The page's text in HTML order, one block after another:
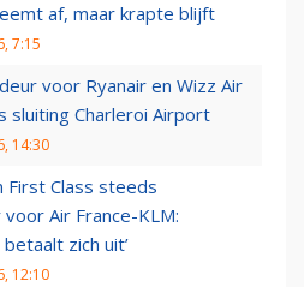
af, maar krapte blijft
7:15
voor Ryanair en Wizz Air
sluiting Charleroi Airport
14:30
First Class steeds
Air France-KLM:
zich uit’
12:10